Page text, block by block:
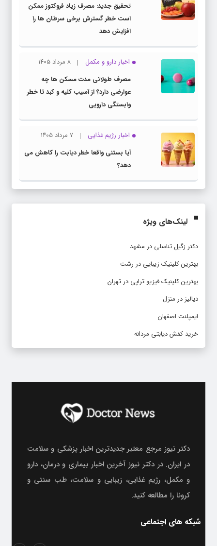
تحقیق جدید: مصرف زیاد فروکتوز ممکن
است خطر گسترش برخی سرطان ها را
افزایش دهد
اخبار دارو و مکمل
۸ مرداد ۱۴۰۵
مصرف طولانی مدت مسکن ها چه
عوارضی دارد؟ از آسیب کلیه و کبد تا خطر
وابستگی دارویی
اخبار رژیم غذایی
۷ مرداد ۱۴۰۵
آیا بستنی واقعا خطر دیابت را کاهش می
دهد؟
لینک‌های ویژه
دکتر زگیل تناسلی در مشهد
بهترین کلینیک زیبایی در رشت
بهترین کلینیک فیزیو تراپی در تهران
دیالیز در منزل
ایمپلنت اصفهان
خرید کفش دیابتی مردانه
دکتر نیوز مرجع معتبر جدیدترین اخبار پزشکی و سلامت
در ایران. در دکتر نیوز آخرین اخبار بیماری و درمان، دارو
و مکمل، رژیم غذایی، زیبایی و سلامت، طب سنتی و
کرونا را مطالعه کنید.
شبکه های اجتماعی